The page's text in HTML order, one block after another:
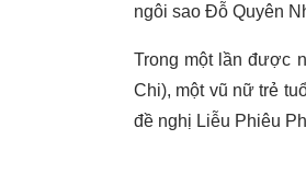
ngôi sao Đỗ Quyên
Trong một lần được
Chi), một vũ nữ trẻ
đề nghị Liễu Phiêu